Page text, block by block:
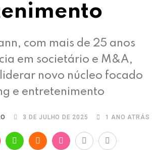
com mais de 25 anos
em societário e M&A,
novo núcleo focado
e entretenimento
3 DE JULHO DE 2025 1 ANO ATRÁS